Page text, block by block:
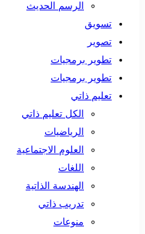
الرسم الحديث
تسويق
تصوير
تطوير برمجيات
تطوير برمجيات
تعليم ذاتي
الكل تعليم ذاتي
الرياضيات
العلوم الاجتماعية
اللغات
الهندسة الذاتية
تدريب ذاتي
منوعات